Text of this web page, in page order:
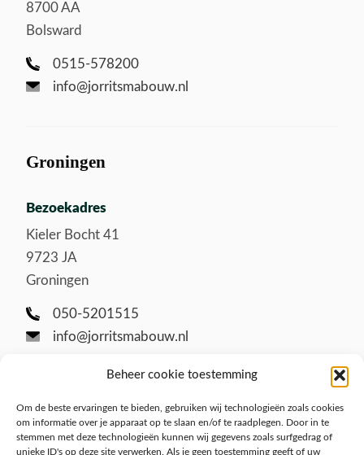
Beheer cookie toestemming
Om de beste ervaringen te bieden, gebruiken wij technologieën zoals cookies
om informatie over je apparaat op te slaan en/of te raadplegen. Door in te
stemmen met deze technologieën kunnen wij gegevens zoals surfgedrag of
unieke ID's op deze site verwerken. Als je geen toestemming geeft of uw
8700 AA
Bolsward
0515-578200
info@jorritsmabouw.nl
Groningen
Bezoekadres
Kieler Bocht 41
9723 JA
Groningen
050-5201515
info@jorritsmabouw.nl